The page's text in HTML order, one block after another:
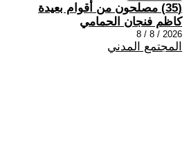
(35) مصلحون من أقوام بعيدة
كاظم فنجان الحمامي
2026 / 8 / 8
المجتمع المدني